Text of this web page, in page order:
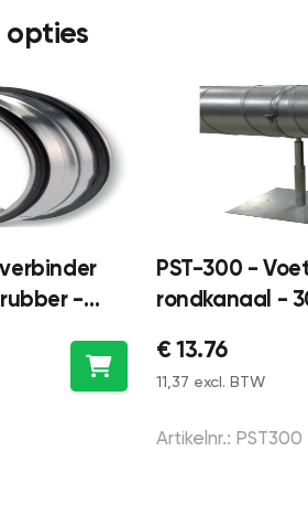
-
PST-300 -
rondkanaal -
€ 13.76
11,37 excl. BTW
Artikelnr.: PST300